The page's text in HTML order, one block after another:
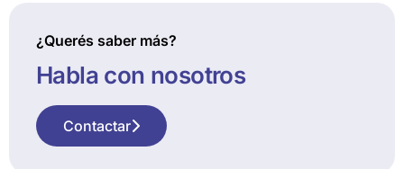
¿Querés saber más?
Habla con nosotros
Contactar